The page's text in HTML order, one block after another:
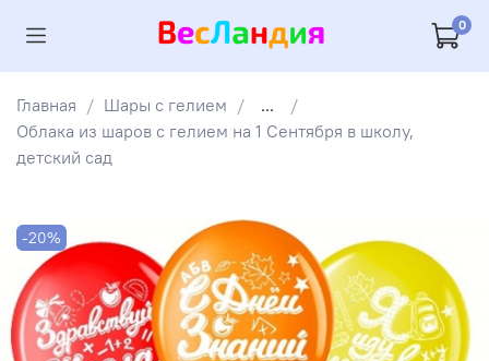
0
Главная Шары с гелием
...
Облака из шаров с гелием на 1 Сентября в школу,
детский сад
-20%